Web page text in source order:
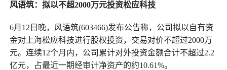
风语筑：拟以不超2000万元投资松应科技
6月12日晚，风语筑(603466)发布公告称，公司拟以自有资
金对上海松应科技进行股权投资，交易对价不超过2000万
元。连续12个月内，公司累计对外投资金额合计不超过2.2
亿元，占最近一期经审计净资产的约10.61%。